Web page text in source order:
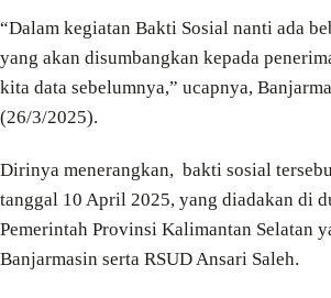
“Dalam kegiatan Bakti Sosial nanti ada
yang akan disumbangkan kepada
kita data sebelumnya,” ucapnya,
(26/3/2025).
Dirinya menerangkan, bakti sosial
tanggal 10 April 2025, yang diadakan di
Pemerintah Provinsi Kalimantan Selatan
Banjarmasin serta RSUD Ansari Saleh.